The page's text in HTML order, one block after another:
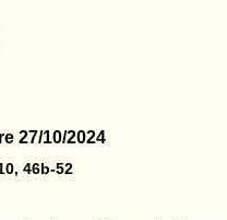
27/10/2024
46b-52